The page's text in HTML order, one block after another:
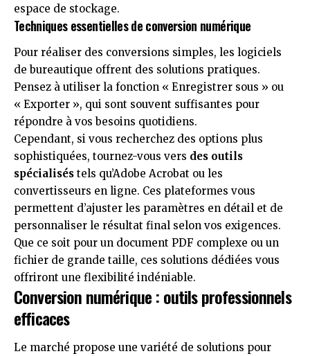
espace de stockage.
Techniques essentielles de conversion numérique
Pour réaliser des conversions simples, les logiciels
de bureautique offrent des solutions pratiques.
Pensez à utiliser la fonction « Enregistrer sous » ou
« Exporter », qui sont souvent suffisantes pour
répondre à vos besoins quotidiens.
Cependant, si vous recherchez des options plus
sophistiquées, tournez-vous vers des outils
spécialisés tels qu’Adobe Acrobat ou les
convertisseurs en ligne. Ces plateformes vous
permettent d’ajuster les paramètres en détail et de
personnaliser le résultat final selon vos exigences.
Que ce soit pour un document PDF complexe ou un
fichier de grande taille, ces solutions dédiées vous
offriront une flexibilité indéniable.
Conversion numérique : outils professionnels
efficaces
Le marché propose une variété de solutions pour